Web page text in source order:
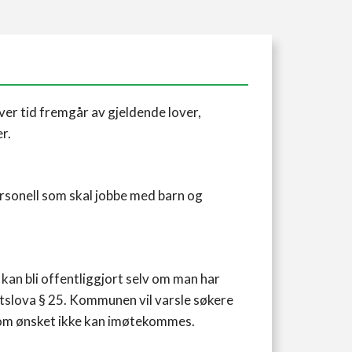
tid fremgår av gjeldende lover,
som skal jobbe med barn og
bli offentliggjort selv om man har
§ 25. Kommunen vil varsle søkere
ønsket ikke kan imøtekommes.